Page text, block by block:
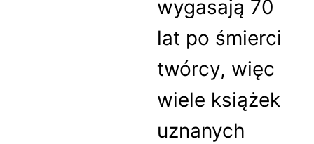
wygasają 70
lat po śmierci
twórcy, więc
wiele książek
uznanych